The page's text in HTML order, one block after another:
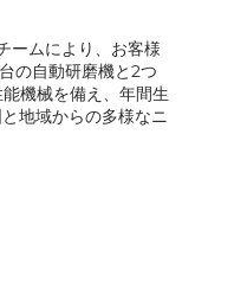
ームにより、お客様
の自動研磨機と2つ
機械を備え、年間生
地域からの多様なニ